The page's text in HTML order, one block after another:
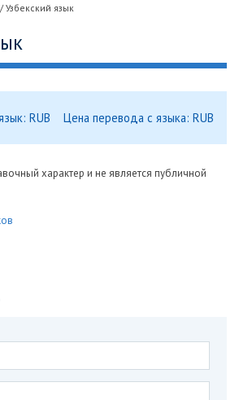
/Узбекский язык
RUB Цена перевода с языка: RUB
характер и не является публичной